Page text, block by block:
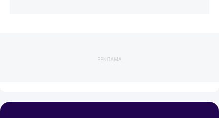
РЕКЛАМА